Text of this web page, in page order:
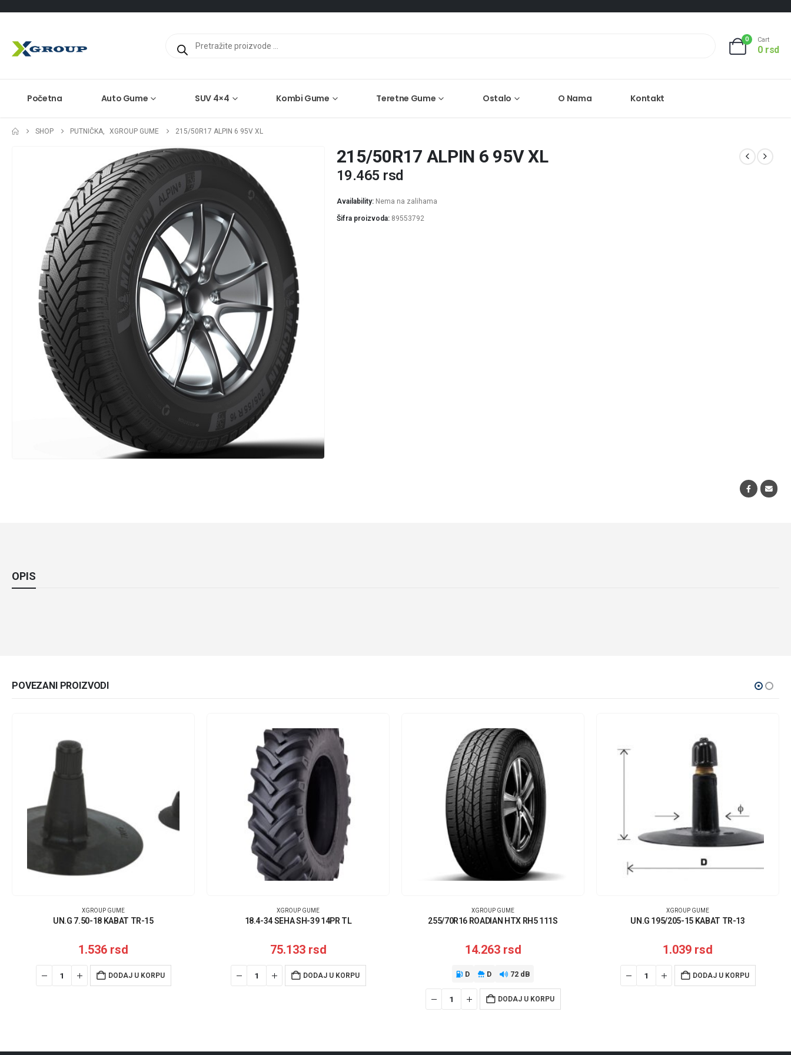
search
0 Cart
0 rsd
Početna Auto Gume SUV 4×4 Kombi Gume Teretne Gume Ostalo O Nama Kontakt
SHOP PUTNIČKA, XGROUP GUME 215/50R17 ALPIN 6 95V XL
215/50R17 ALPIN 6 95V XL
19.465 rsd
Availability: Nema na zalihama
Šifra proizvoda: 89553792
OPIS
POVEZANI PROIZVODI
XGROUP GUME
UN.G 7.50-18 KABAT TR-15
1.536 rsd
DODAJ U KORPU
XGROUP GUME
18.4-34 SEHA SH-39 14PR TL
75.133 rsd
DODAJ U KORPU
XGROUP GUME
255/70R16 ROADIAN HTX RH5 111S
14.263 rsd
D D 72 dB
DODAJ U KORPU
XGROUP GUME
UN.G 195/205-15 KABAT TR-13
1.039 rsd
DODAJ U KORPU